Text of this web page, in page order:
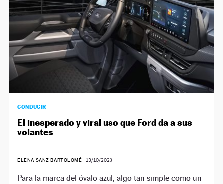
CONDUCIR
El inesperado y viral uso que Ford da a sus
volantes
ELENA SANZ BARTOLOMÉ | 13/10/2023
Para la marca del óvalo azul, algo tan simple como un